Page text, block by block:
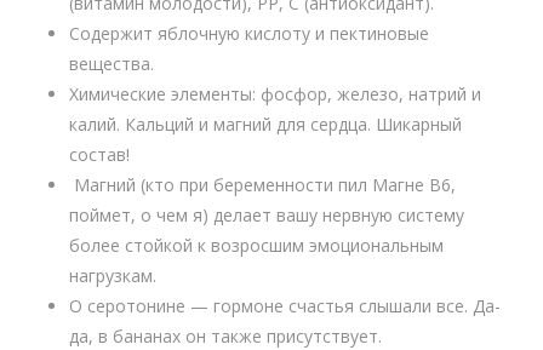
Содержит яблочную кислоту и пектиновые
вещества.
Химические элементы: фосфор, железо, натрий и
калий. Кальций и магний для сердца. Шикарный
состав!
Магний (кто при беременности пил Магне В6,
поймет, о чем я) делает вашу нервную систему
более стойкой к возросшим эмоциональным
нагрузкам.
О серотонине — гормоне счастья слышали все. Да-
да, в бананах он также присутствует.